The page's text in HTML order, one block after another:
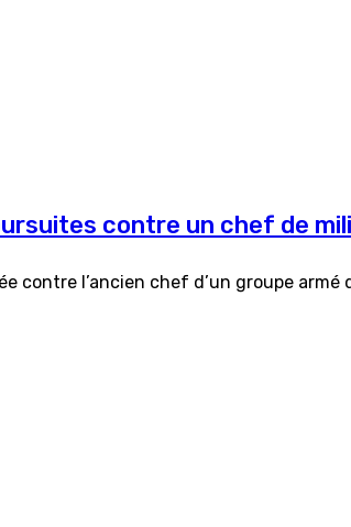
contre un chef de
contre l’ancien chef d’un groupe